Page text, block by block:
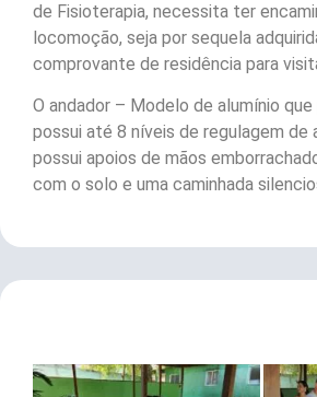
de Fisioterapia, necessita ter
locomoção, seja por sequela
comprovante de residência para
O andador – Modelo de alumínio
possui até 8 níveis de regulagem de
possui apoios de mãos
com o solo e uma caminhada